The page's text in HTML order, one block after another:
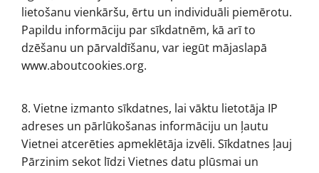
lietošanu vienkāršu, ērtu un individuāli piemērotu.
Papildu informāciju par sīkdatnēm, kā arī to
dzēšanu un pārvaldīšanu, var iegūt mājaslapā
www.aboutcookies.org.
8. Vietne izmanto sīkdatnes, lai vāktu lietotāja IP
adreses un pārlūkošanas informāciju un ļautu
Vietnei atcerēties apmeklētāja izvēli. Sīkdatnes ļauj
Pārzinim sekot līdzi Vietnes datu plūsmai un